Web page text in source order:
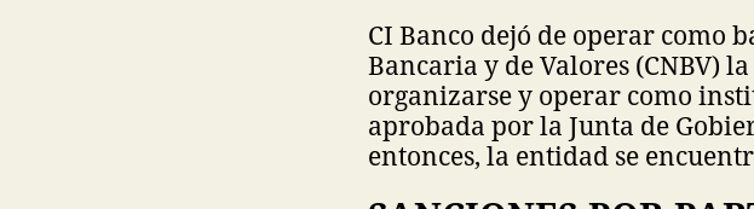
CI Banco dejó de operar como
Bancaria y de Valores (CNBV)
organizarse y operar como
aprobada por la Junta de
entonces, la entidad se